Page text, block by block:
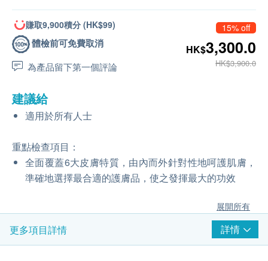
賺取9,900積分 (HK$99)
體檢前可免費取消
為產品留下第一個評論
15% off
HK$3,300.0
HK$3,900.0
建議給
適用於所有人士
重點檢查項目：
全面覆蓋6大皮膚特質，由內而外針對性地呵護肌膚，
準確地選擇最合適的護膚品，使之發揮最大的功效
展開所有
更多項目詳情 詳情